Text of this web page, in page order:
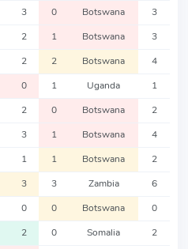
3 0 Botswana 3
2 1 Botswana 3
2 2 Botswana 4
0 1 Uganda 1
2 0 Botswana 2
3 1 Botswana 4
1 1 Botswana 2
3 3 Zambia 6
0 0 Botswana 0
2 0 Somalia 2